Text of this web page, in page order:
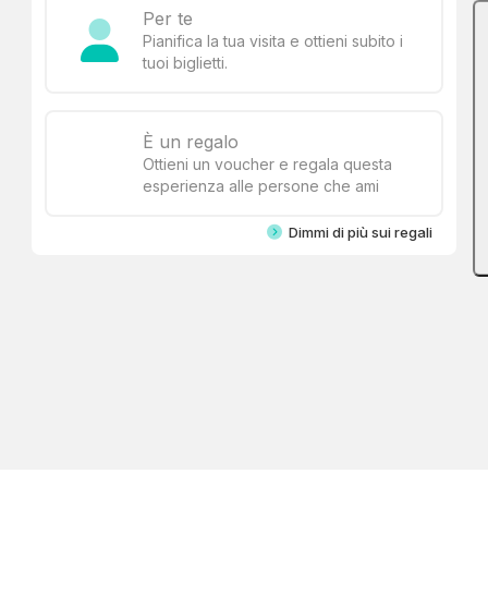
Per te
Pianifica la tua visita e ottieni subito i
tuoi biglietti.
È un regalo
Ottieni un voucher e regala questa
esperienza alle persone che ami
Dimmi di più sui regali